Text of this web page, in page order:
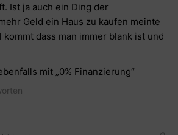
Ist ja auch ein Ding der
Geld ein Haus zu kaufen meinte
dass man immer blank ist und
mit „0% Finanzierung“